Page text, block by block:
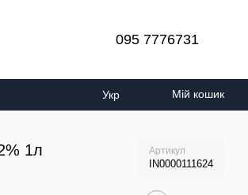
095 7776731
Укр Мій кошик
1л Артикул
IN0000111624